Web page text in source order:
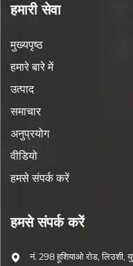
हमारी सेवा
मुख्यपृष्ठ
हमारे बारे में
उत्पाद
समाचार
अनुप्रयोग
वीडियो
हमसे संपर्क करें
हमसे संपर्क करें
नं. 298 हूशियाओ रोड, लिउशी,